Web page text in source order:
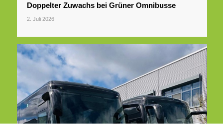
Doppelter Zuwachs bei Grüner Omnibusse
2. Juli 2026